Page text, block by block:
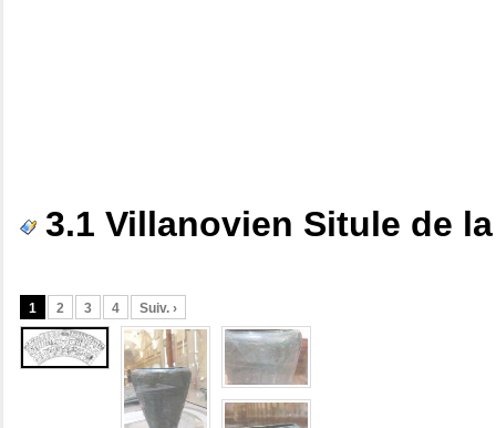
3.1 Villanovien Situle de
1 2 3 4 Suiv. ›